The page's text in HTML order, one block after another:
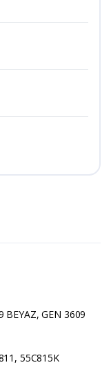
BEYAZ, GEN 3609
55C815K